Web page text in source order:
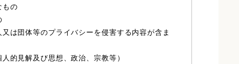
もの
は団体等のプライバシーを侵害する内容が含ま
的見解及び思想、政治、宗教等）